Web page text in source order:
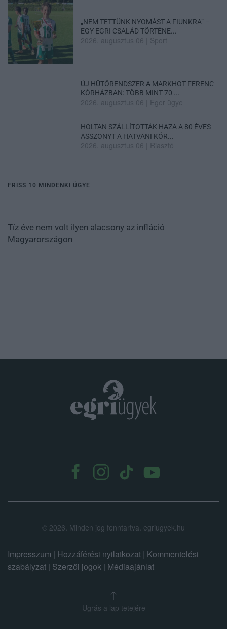
„NEM TETTÜNK NYOMÁST A FIUNKRA” –
EGY EGRI CSALÁD TÖRTÉNE...
2026. augusztus 06 Sport
ÚJ HŰTŐRENDSZER A MARKHOT FERENC
KÓRHÁZBAN: TÖBB MINT 70 ...
2026. augusztus 06 Eger ügye
HOLTAN SZÁLLÍTOTTÁK HAZA A 80 ÉVES
ASSZONYT A HATVANI KÓR...
2026. augusztus 06 Riasztó
FRISS 10 MINDENKI ÜGYE
Tíz éve nem volt ilyen alacsony az infláció
Magyarországon
© 2026. Minden jog fenntartva. egriugyek.hu
Impresszum | Hozzáférési nyilatkozat | Kommentelési
szabályzat | Szerzői jogok | Médiaajánlat
Ugrás a lap tetejére